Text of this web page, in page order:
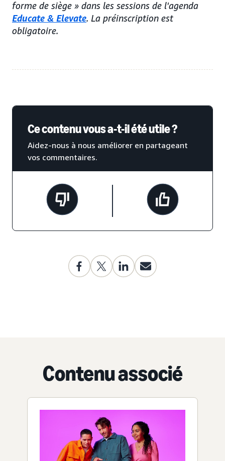
forme de siège » dans les sessions de l'agenda
Educate & Elevate. La préinscription est
obligatoire.
Ce contenu vous a-t-il été utile ?
Aidez-nous à nous améliorer en partageant
vos commentaires.
Contenu associé